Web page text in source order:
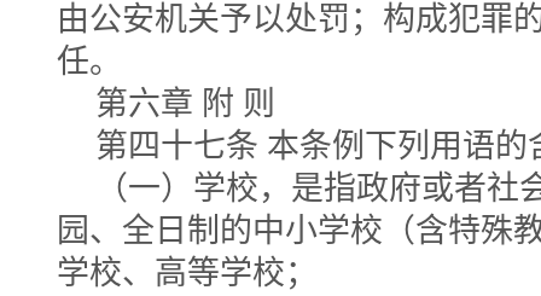
由公安机关予以处罚；构成犯罪
任。
第六章 附 则
第四十七条 本条例下列用语的
（一）学校，是指政府或者社
园、全日制的中小学校（含特殊
学校、高等学校；